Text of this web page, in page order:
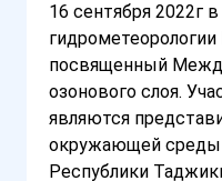
16 сентября 2022г
посвященный
озонового слоя.
являются
окружающей среды
Республики